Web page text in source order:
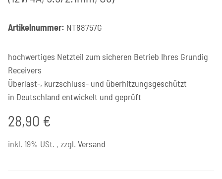
Artikelnummer: NT88757G
hochwertiges Netzteil zum sicheren Betrieb Ihres Grundig
Receivers
Überlast-, kurzschluss- und überhitzungsgeschützt
in Deutschland entwickelt und geprüft
28,90 €
inkl. 19% USt. , zzgl. Versand